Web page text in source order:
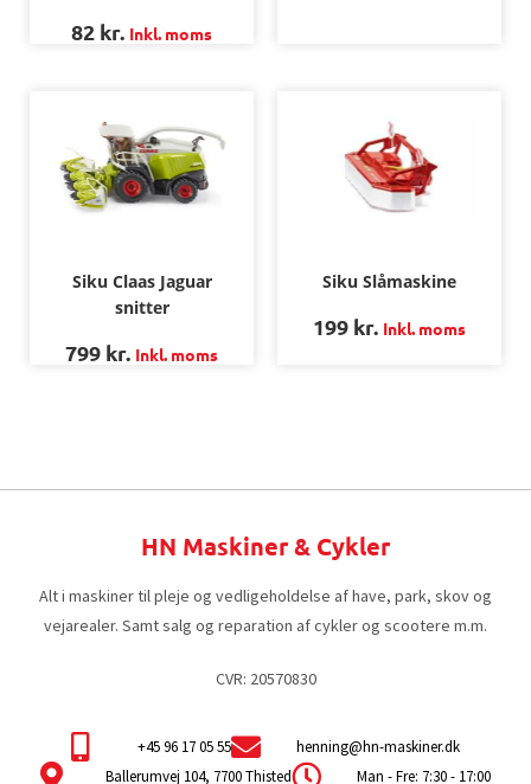
82 kr. Inkl. moms
Siku Claas Jaguar
snitter
799 kr. Inkl. moms
Siku Slåmaskine
199 kr. Inkl. moms
HN Maskiner & Cykler
Alt i maskiner til pleje og vedligeholdelse af have, park, skov og
vejarealer. Samt salg og reparation af cykler og scootere m.m.
CVR: 20570830
+45 96 17 05 55
henning@hn-maskiner.dk
Ballerumvej 104, 7700 Thisted
Man - Fre: 7:30 - 17:00